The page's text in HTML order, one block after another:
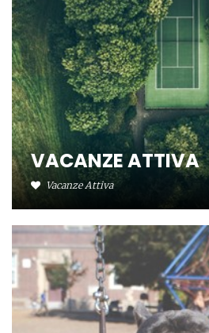
VACANZE ATTIVA
Vacanze Attiva